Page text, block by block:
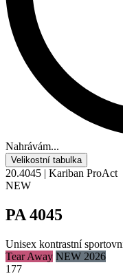
Nahrávám...
Velikostní tabulka
20.4045 | Kariban ProAct
NEW
PA 4045
Unisex kontrastní
Tear Away NEW 2026
177